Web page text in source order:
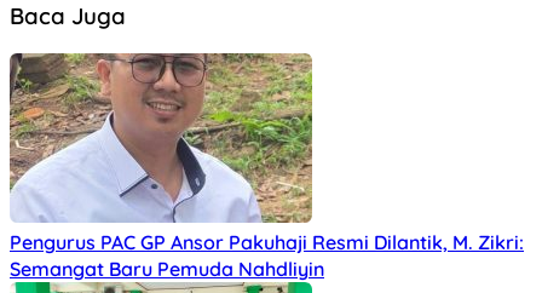
Baca Juga
Pengurus PAC GP Ansor Pakuhaji Resmi Dilantik, M. Zikri:
Semangat Baru Pemuda Nahdliyin